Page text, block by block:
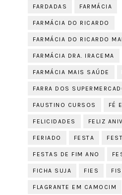
FARDADAS FARMÁCIA
FARMÁCIA DO RICARDO
FARMÁCIA DO RICARDO
FARMÁCIA DRA. IRACEMA
FARMÁCIA MAIS SAÚDE
FARRA DOS
FAUSTINO CURSOS FÉ
FELICIDADES FELIZ
FERIADO FESTA
FESTAS DE FIM ANO
FICHA SUJA FIES
FLAGRANTE EM CAMOCIM